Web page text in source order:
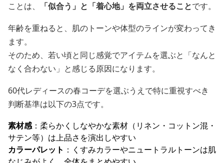
ことは、
「似合う」と「着心地」を両立させることです。
年齢を重ねると、肌のトーンや体型のラインが変わってき
ます。
そのため、若い頃と同じ感覚でアイテムを選ぶと「なんと
なく合わない」と感じる原因になります。
60代レディースの春コーデを選ぶうえで特に重視すべき
判断基準は以下の3点です。
素材感：柔らかくしなやかな素材（リネン・コットン混・
サテン等）は上品さを演出しやすい
カラーパレット ：くすみカラーやニュートラルトーンは肌